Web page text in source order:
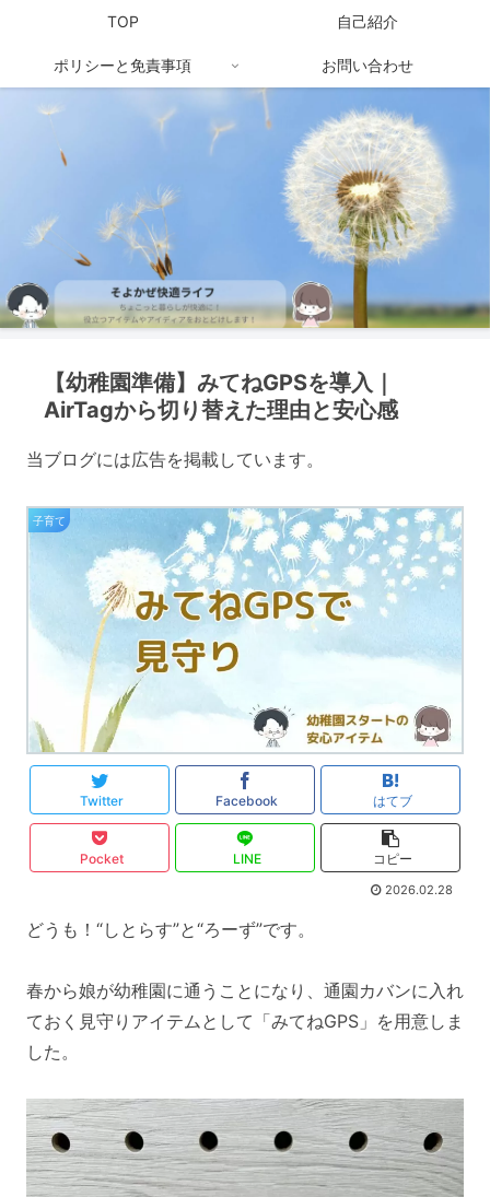
TOP 自己紹介
ポリシーと免責事項 お問い合わせ
【幼稚園準備】みてねGPSを導入｜
AirTagから切り替えた理由と安心感
当ブログには広告を掲載しています。
子育て
Twitter Facebook はてブ
Pocket LINE コピー
2026.02.28
どうも！“しとらす”と“ろーず”です。
春から娘が幼稚園に通うことになり、通園カバンに入れ
ておく見守りアイテムとして「みてねGPS」を用意しま
した。